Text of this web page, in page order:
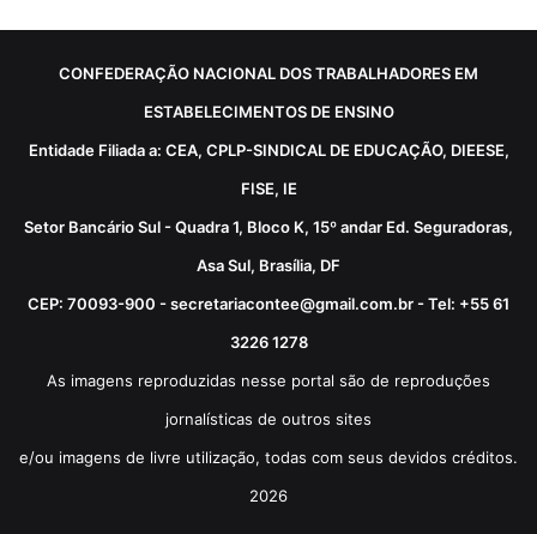
CONFEDERAÇÃO NACIONAL DOS TRABALHADORES EM
ESTABELECIMENTOS DE ENSINO
Entidade Filiada a: CEA, CPLP-SINDICAL DE EDUCAÇÃO, DIEESE,
FISE, IE
Setor Bancário Sul - Quadra 1, Bloco K, 15º andar Ed. Seguradoras,
Asa Sul, Brasília, DF
CEP: 70093-900 - secretariacontee@gmail.com.br - Tel: +55 61
3226 1278
As imagens reproduzidas nesse portal são de reproduções
jornalísticas de outros sites
e/ou imagens de livre utilização, todas com seus devidos créditos.
2026